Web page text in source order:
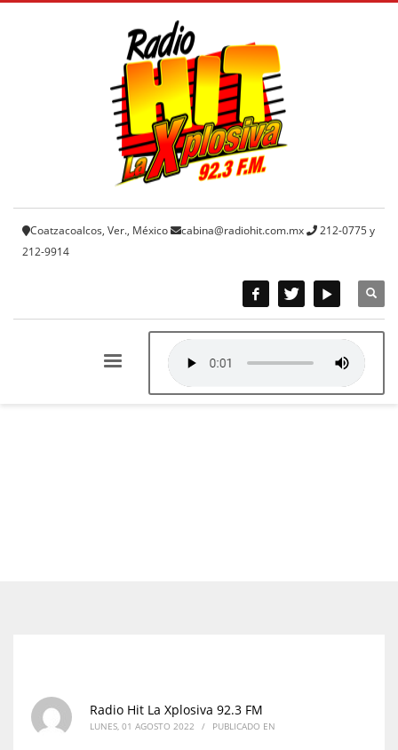
Coatzacoalcos, Ver., México cabina@radiohit.com.mx
212-0775 y
212-9914
Radio Hit La Xplosiva 92.3 FM
LUNES, 01 AGOSTO 2022 / PUBLICADO EN